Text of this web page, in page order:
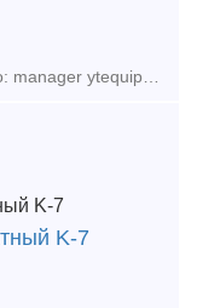
Связаться с нами Электронное письмо: manager ytequipment net export ytequipment net Веб-сайт: ytminig net/ телефонный номер: +86 17369222201 86 - 731 - 58528855
K-7